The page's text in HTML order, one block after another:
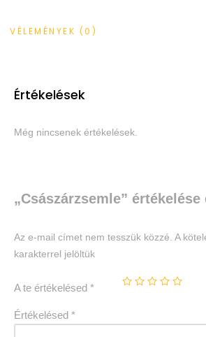
VÉLEMÉNYEK (0)
Értékelések
Még nincsenek értékelések.
„Császárzsemle”
Az e-mail címet nem tesszük közzé. A
karakterrel jelöltük
A te értékelésed *
Értékelésed *